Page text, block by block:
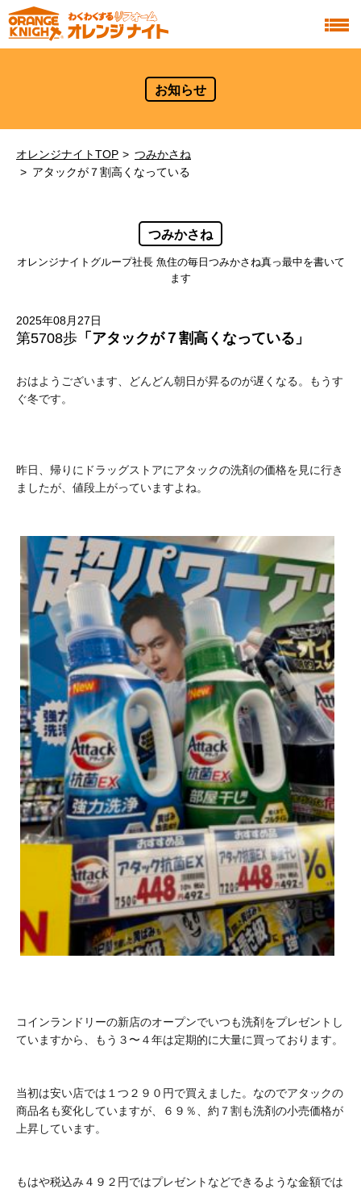
お知らせ
オレンジナイトTOP
つみかさね
アタックが７割高くなっている
つみかさね
オレンジナイトグループ社長 魚住の毎日つみかさね真っ最中を書いて
ます
2025年08月27日
第5708歩 「アタックが７割高くなっている」
おはようございます、どんどん朝日が昇るのが遅くなる。もうす
ぐ冬です。
昨日、帰りにドラッグストアにアタックの洗剤の価格を見に行き
ましたが、値段上がっていますよね。
コインランドリーの新店のオープンでいつも洗剤をプレゼントし
ていますから、もう３〜４年は定期的に大量に買っております。
当初は安い店では１つ２９０円で買えました。なのでアタックの
商品名も変化していますが、６９％、約７割も洗剤の小売価格が
上昇しています。
もはや税込み４９２円ではプレゼントなどできるような金額では